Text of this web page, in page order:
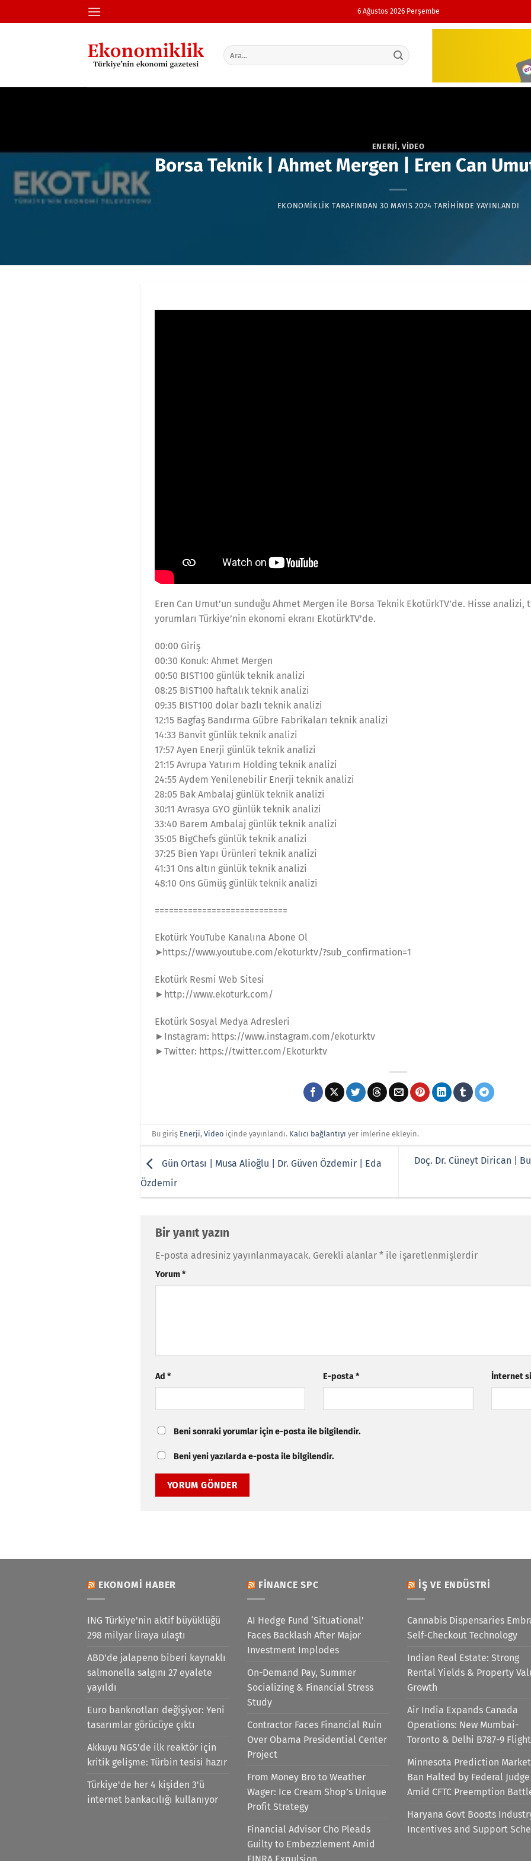
atla
6 Ağustos 2026 Perşembe
ENERJI, VIDEO
Borsa Teknik | Ahmet Mergen | Eren Can
EKONOMIKLIK TARAFINDAN 30 MAYIS 2024 TARIHINDE YAYINLANDI
Eren Can Umut’un sunduğu Ahmet Mergen ile Borsa Teknik EkotürkTV’de. Hisse
yorumları Türkiye’nin ekonomi ekranı EkotürkTV’de.
00:00 Giriş
00:30 Konuk: Ahmet Mergen
00:50 BIST100 günlük teknik analizi
08:25 BIST100 haftalık teknik analizi
09:35 BIST100 dolar bazlı teknik analizi
12:15 Bagfaş Bandırma Gübre Fabrikaları teknik analizi
14:33 Banvit günlük teknik analizi
17:57 Ayen Enerji günlük teknik analizi
21:15 Avrupa Yatırım Holding teknik analizi
24:55 Aydem Yenilenebilir Enerji teknik analizi
28:05 Bak Ambalaj günlük teknik analizi
30:11 Avrasya GYO günlük teknik analizi
33:40 Barem Ambalaj günlük teknik analizi
35:05 BigChefs günlük teknik analizi
37:25 Bien Yapı Ürünleri teknik analizi
41:31 Ons altın günlük teknik analizi
48:10 Ons Gümüş günlük teknik analizi
============================
Ekotürk YouTube Kanalına Abone Ol
➤https://www.youtube.com/ekoturktv/?sub_confirmation=1
Ekotürk Resmi Web Sitesi
►http://www.ekoturk.com/
Ekotürk Sosyal Medya Adresleri
►Instagram: https://www.instagram.com/ekoturktv
►Twitter: https://twitter.com/Ekoturktv
Bu giriş Enerji,Video içinde yayınlandı. Kalıcı bağlantıyı yer imlerine ekleyin.
Gün Ortası | Musa Alioğlu | Dr. Güven Özdemir | Eda
Özdemir
Doç. Dr. Cüneyt Dirican |
Bir yanıt yazın
E-posta adresiniz yayınlanmayacak. Gerekli alanlar * ile işaretlenmişlerdir
Yorum*
Ad * E-posta* İnternet
Beni sonraki yorumlar için e-posta ile bilgilendir.
Beni yeni yazılarda e-posta ile bilgilendir.
EKONOMI HABER
ING Türkiye'nin aktif büyüklüğü
298 milyar liraya ulaştı
ABD'de jalapeno biberi kaynaklı
salmonella salgını 27 eyalete
yayıldı
Euro banknotları değişiyor: Yeni
tasarımlar görücüye çıktı
Akkuyu NGS'de ilk reaktör için
kritik gelişme: Türbin tesisi hazır
Türkiye'de her 4 kişiden 3'ü
internet bankacılığı kullanıyor
FINANCE SPC
AI Hedge Fund ‘Situational’
Faces Backlash After Major
Investment Implodes
On-Demand Pay, Summer
Socializing & Financial Stress
Study
Contractor Faces Financial Ruin
Over Obama Presidential Center
Project
From Money Bro to Weather
Wager: Ice Cream Shop’s Unique
Profit Strategy
Financial Advisor Cho Pleads
Guilty to Embezzlement Amid
İŞ VE ENDÜSTRI
Cannabis Dispensaries
Self-Checkout Technology
Indian Real Estate: Strong
Rental Yields & Property
Growth
Air India Expands Canada
Operations: New Mumbai-
Toronto & Delhi B787-9
Minnesota Prediction Market
Ban Halted by Federal Judge
Amid CFTC Preemption
Haryana Govt Boosts
Incentives and Support